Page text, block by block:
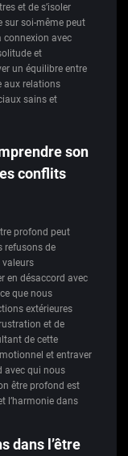
et de s’isoler
sur soi-même peut
connexion avec
et
un équilibre entre
aux relations
sains et
son
conflits
profond peut
refusons de
valeurs
en désaccord avec
que nous
extérieures
et de
de cette
et entraver
avec qui nous
être profond est
l’harmonie dans
dans l’être